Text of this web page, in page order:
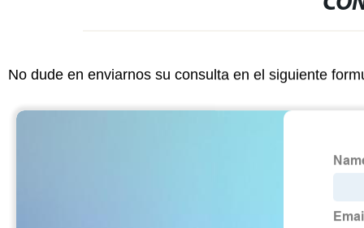
No dude en enviarnos su consulta en el siguiente